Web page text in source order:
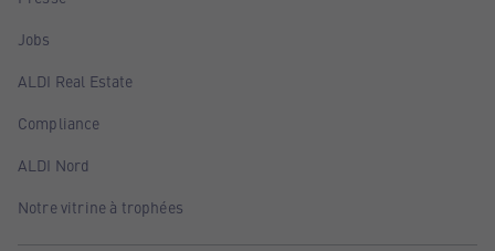
Jobs
ALDI Real Estate
Compliance
ALDI Nord
Notre vitrine à trophées